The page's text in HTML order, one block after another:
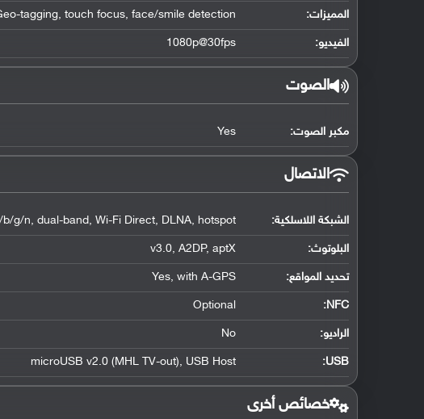
المميزات: tagging, touch focus, face/smile detection
الفيديو: 1080p@30fps
الصوت
مكبر الصوت: Yes
الاتصال
الشبكة اللاسلكية: g/n, dual-band, Wi-Fi Direct, DLNA, hotspot
البلوتوث:
v3.0, A2DP, aptX
تحديد المواقع:
Yes, with A-GPS
NFC
:
Optional
الراديو: No
USB
:
microUSB v2.0 (MHL TV-out), USB Host
خصائص أخرى